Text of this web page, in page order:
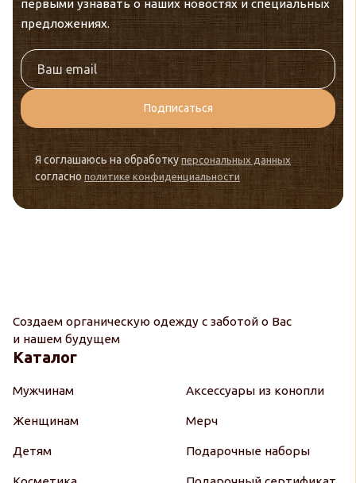
первыми узнавать о наших новостях и специальных
предложениях.
Подписаться
Я соглашаюсь на обработку персональных данных
согласно политике конфиденциальности
Создаем органическую одежду с заботой о Вас
и нашем будущем
Каталог
Мужчинам
Женщинам
Детям
Аксессуары из конопли
Мерч
Подарочные наборы